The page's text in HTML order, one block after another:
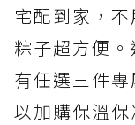
宅配到家，
粽子超方便。
有任選三件
以加購保溫